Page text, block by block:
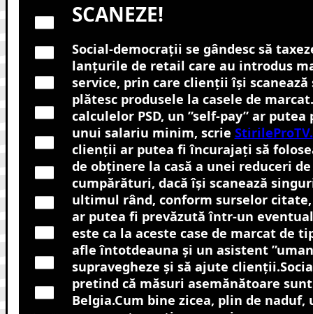
SCANEZE!
Social-democrații se gândesc să
lanțurile de retail care au introdus
service, prin care clienții își
plătesc produsele la casele de marcat.
calculelor PSD, un ”self-pay” ar
unui salariu minim, scrie StirileProTV.
clienții ar putea fi încurajați să
de obținere la casă a unei reduceri
cumpărături, dacă își scanează
ultimul rând, conform surselor
ar putea fi prevăzută într-un
este ca la aceste case de marcat de
afle întotdeauna și un asistent
supravegheze și să ajute
pretind că măsuri asemănătoare
Belgia.Cum bine zicea, plin de naduf,